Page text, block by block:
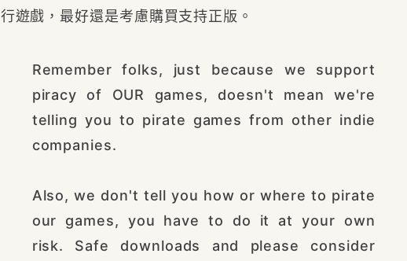
行遊戲，最好還是考慮購買支持正版。
Remember folks, just because we support
piracy of OUR games, doesn't mean we're
telling you to pirate games from other indie
companies.
Also, we don't tell you how or where to pirate
our games, you have to do it at your own
risk. Safe downloads and please consider